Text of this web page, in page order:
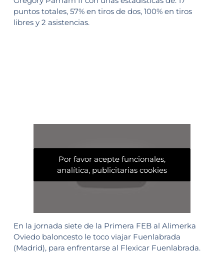
puntos totales, 57% en tiros de dos, 100% en tiros
libres y 2 asistencias.
Por favor acepte funcionales,
analítica, publicitarias cookies
En la jornada siete de la Primera FEB al Alimerka
Oviedo baloncesto le toco viajar Fuenlabrada
(Madrid), para enfrentarse al Flexicar Fuenlabrada.